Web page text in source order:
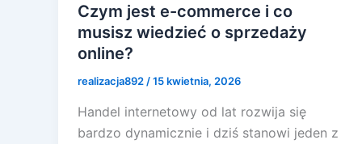
Czym jest e-commerce i co
musisz wiedzieć o sprzedaży
online?
realizacja892/15 kwietnia, 2026
Handel internetowy od lat rozwija się
bardzo dynamicznie i dziś stanowi jeden z